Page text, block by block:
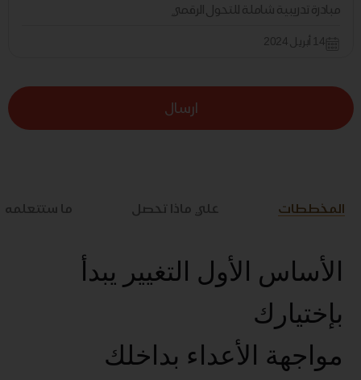
مبادرة تدريبية شاملة للتحول الرقمي
14 أبريل 2024
ارسال
المخططات علي ماذا تحصل ما ستتعلمه
الأساس الأول التغيير يبدأ
بإختيارك
مواجهة الأعداء بداخلك